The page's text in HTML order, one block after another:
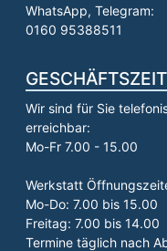
WhatsApp, Telegram:
0160 95388511
Wir sind für Sie
erreichbar:
Mo-Fr 7.00 - 15.00
Werkstatt
Mo-Do: 7.00 bis 15.00
Freitag: 7.00 bis 14.00
Termine täglich nach